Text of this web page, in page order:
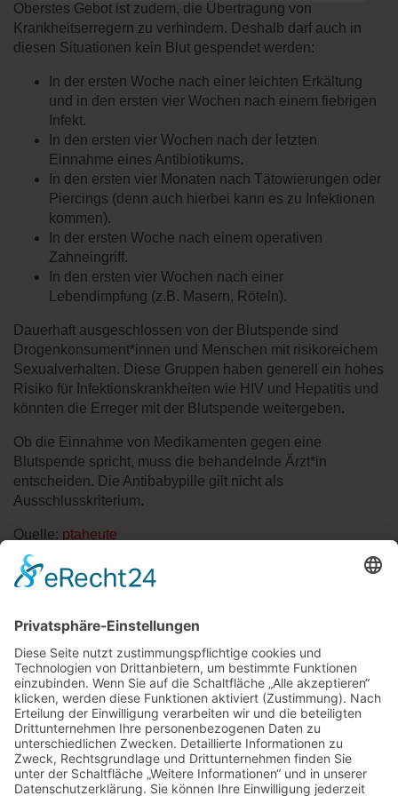
Oberstes Gebot ist zudem, die Übertragung von
Krankheitserregern zu verhindern. Deshalb darf auch in
diesen Situationen kein Blut gespendet werden:
In der ersten Woche nach einer leichten Erkältung
und in den ersten vier Wochen nach einem fiebrigen
Infekt.
In den ersten vier Wochen nach der letzten
Einnahme eines Antibiotikums.
In den ersten vier Monaten nach Tätowierungen oder
Piercings (denn auch hierbei kann es zu Infektionen
kommen).
In der ersten Woche nach einem operativen
Zahneingriff.
In den ersten vier Wochen nach einer
Lebendimpfung (z.B. Masern, Röteln).
Dauerhaft ausgeschlossen von der Blutspende sind
Drogenkonsument*innen und Menschen mit risikoreichem
Sexualverhalten. Diese Gruppen haben generell ein hohes
Risiko für Infektionskrankheiten wie HIV und Hepatitis und
könnten die Erreger mit der Blutspende weitergeben.
Ob die Einnahme von Medikamenten gegen eine
Blutspende spricht, muss die behandelnde Ärzt*in
entscheiden. Die Antibabypille gilt nicht als
Ausschlusskriterium.
Quelle: ptaheute
« zurück zur Übersicht
APOTHEKE SCHÖNE AUSSICHT
APOTHEKE AM LICHTENTURM
DOM APOTHEKE AM THEATER
APOTHEKE AUF DER LIETH
APOTHEKE AM NORDBAHNHOF
Apotheke Auf der Lieth